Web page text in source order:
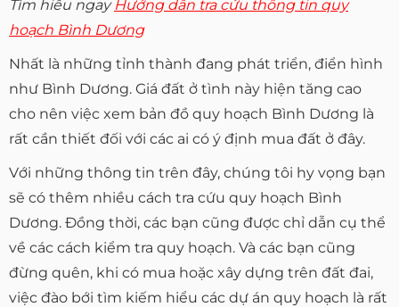
Tìm hiểu ngay Hướng dẫn tra cứu thông tin quy
hoạch Bình Dương
Nhất là những tỉnh thành đang phát triển, điển hình
như Bình Dương. Giá đất ở tình này hiện tăng cao
cho nên việc xem bản đồ quy hoạch Bình Dương là
rất cần thiết đối với các ai có ý định mua đất ở đây.
Với những thông tin trên đây, chúng tôi hy vọng bạn
sẽ có thêm nhiều cách tra cứu quy hoạch Bình
Dương. Đồng thời, các bạn cũng được chỉ dẫn cụ thể
về các cách kiểm tra quy hoạch. Và các bạn cũng
đừng quên, khi có mua hoặc xây dựng trên đất đai,
việc đào bới tìm kiếm hiểu các dự án quy hoạch là rất